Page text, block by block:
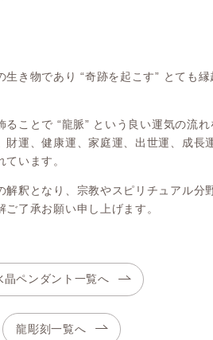
生き物であり “奇跡を起こす” とても
ことで “龍脈” という良い運気の流
運、健康運、家庭運、出世運、成長
います。
釈となり、宗教やスピリチュアル分
了承お願い申し上げます。
晶ペンダント一覧へ
龍彫刻一覧へ